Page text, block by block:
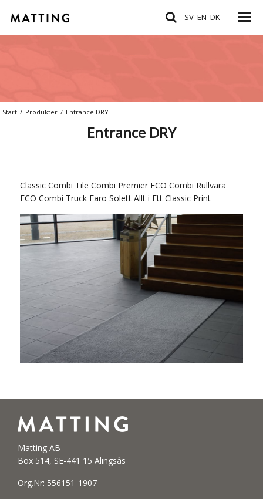
SV EN DK
Start / Produkter / Entrance DRY
Entrance DRY
Classic Combi Tile Combi Premier ECO Combi Rullvara
ECO Combi Truck Faro Solett Allt i Ett Classic Print
Matting AB
Box 514, SE-441 15 Alingsås
Org.Nr: 556151-1907